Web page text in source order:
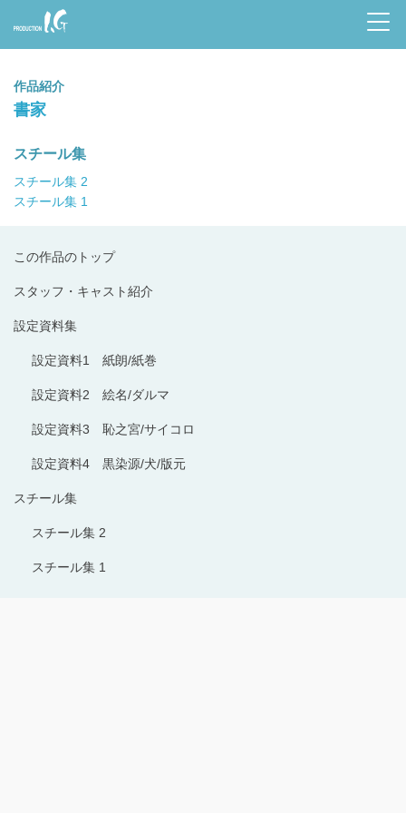
Prod
uctio
n I.G
作品紹介
書家
この作品のトップ
スタッフ・キャスト紹介
設定資料集
設定資料1 紙朗/紙巻
設定資料2 絵名/ダルマ
設定資料3 恥之宮/サイコロ
設定資料4 黒染源/犬/版元
スチール集
スチール集 2
スチール集 1
スチール集
スチール集 2
スチール集 1